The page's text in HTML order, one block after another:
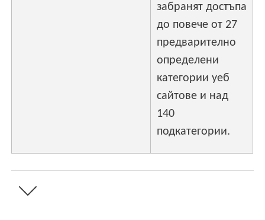
забранят достъпа
до повече от 27
предварително
определени
категории уеб
сайтове и над
140
подкатегории.